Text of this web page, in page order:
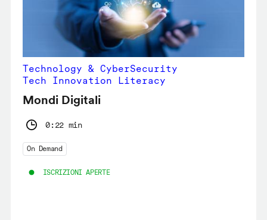
Technology & CyberSecurity
Tech Innovation Literacy
Mondi Digitali
0:22 min
On Demand
ISCRIZIONI APERTE